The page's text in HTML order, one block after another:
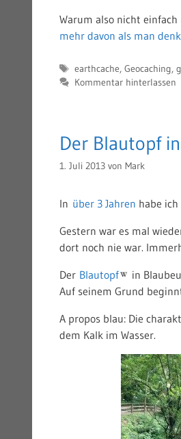
Warum also nicht
mehr davon als man
Schlagwörter
earthcache, Geocaching,
Kommentar hinterlassen
Der Blautopf
1. Juli 2013 von Mark
In über 3 Jahren habe
Gestern war es mal
dort noch nie war.
Der Blautopf
in
Auf seinem Grund
A propos blau: Die
dem Kalk im Wasser.